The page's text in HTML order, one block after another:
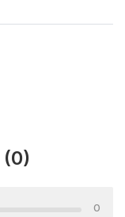
(0)
0